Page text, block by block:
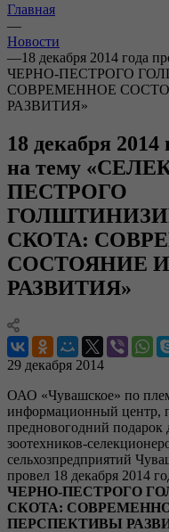
Главная
—
Новости
—18 декабря 2014 года
ЧЕРНО-ПЕСТРОГО
СОВРЕМЕННОЕ
РАЗВИТИЯ»
18 декабря
на тему
ПЕСТРОГО
СКОТА:
СОСТОЯНИЕ
РАЗВИТИЯ»
29 декабря 2014
ОАО «Чувашское» по
информационный центр,
предновогодний подарок
зоотехников-
сельхозпредприятий
провел 18 декабря 2014
ЧЕРНО-ПЕСТРОГО
СКОТА:
ПЕРСПЕКТИВЫ